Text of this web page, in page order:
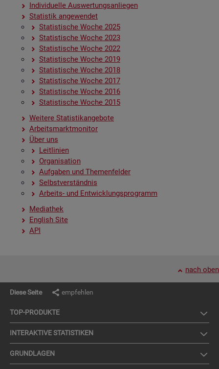
In­di­vi­du­el­le Aus­wer­tungs­an­lie­gen
Sta­tis­tik an­ge­wen­det
Sta­tis­ti­sche Woche 2025
Sta­tis­ti­sche Woche 2023
Sta­tis­ti­sche Woche 2022
Sta­tis­ti­sche Woche 2019
Sta­tis­ti­sche Woche 2018
Sta­tis­ti­sche Woche 2017
Sta­tis­ti­sche Woche 2016
Sta­tis­ti­sche Woche 2015
Wei­te­re Sta­tis­tik­an­ge­bo­te
Ar­beits­markt­mo­ni­tor
Über uns
Leit­li­ni­en
Or­ga­ni­sa­ti­on
Auf­ga­ben und The­men­fel­der
Selbst­ver­ständ­nis
Ar­beits- und Ent­wick­lungs­pro­gramm
Me­dia­thek
English Site
API
nach oben
Diese Seite empfehlen
TOP-PRO­DUK­TE
IN­TER­AK­TI­VE STA­TIS­TI­KEN
GRUND­LA­GEN